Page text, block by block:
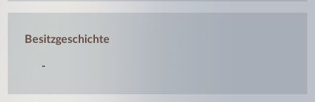
Besitzgeschichte
-